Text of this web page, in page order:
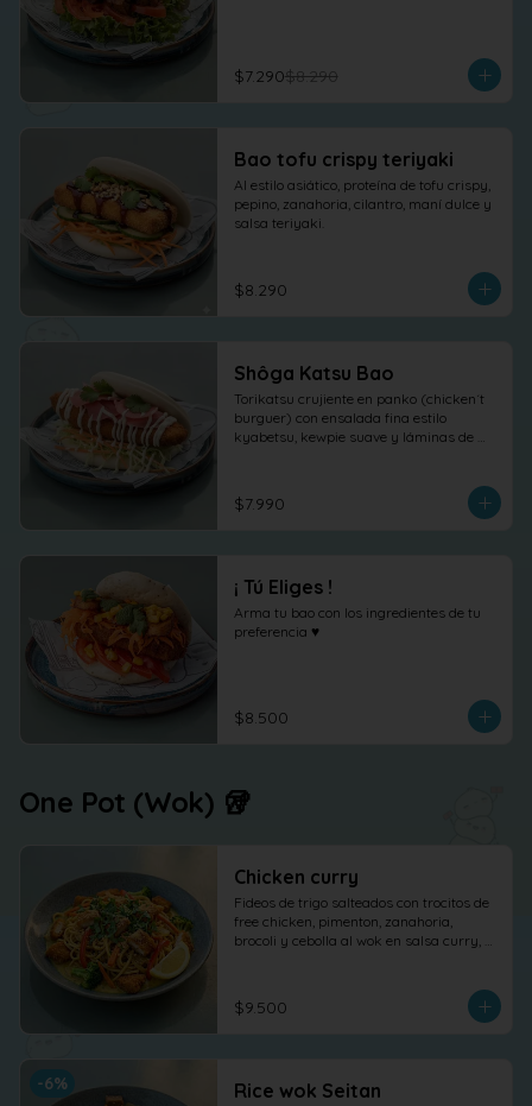
$7.290$8.290
Bao tofu crispy teriyaki
Al estilo asiático, proteína de tofu crispy,
pepino, zanahoria, cilantro, maní dulce y
salsa teriyaki.
$8.290
Shôga Katsu Bao
Torikatsu crujiente en panko (chicken´t
burguer) con ensalada fina estilo
kyabetsu, kewpie suave y láminas de
cilantro fresco.
$7.990
¡ Tú Eliges !
Arma tu bao con los ingredientes de tu
preferencia ♥
$8.500
One Pot (Wok) 🥡
Chicken curry
Fideos de trigo salteados con trocitos de
free chicken, pimenton, zanahoria,
brocoli y cebolla al wok en salsa curry,
$9.500
-6% Rice wok Seitan